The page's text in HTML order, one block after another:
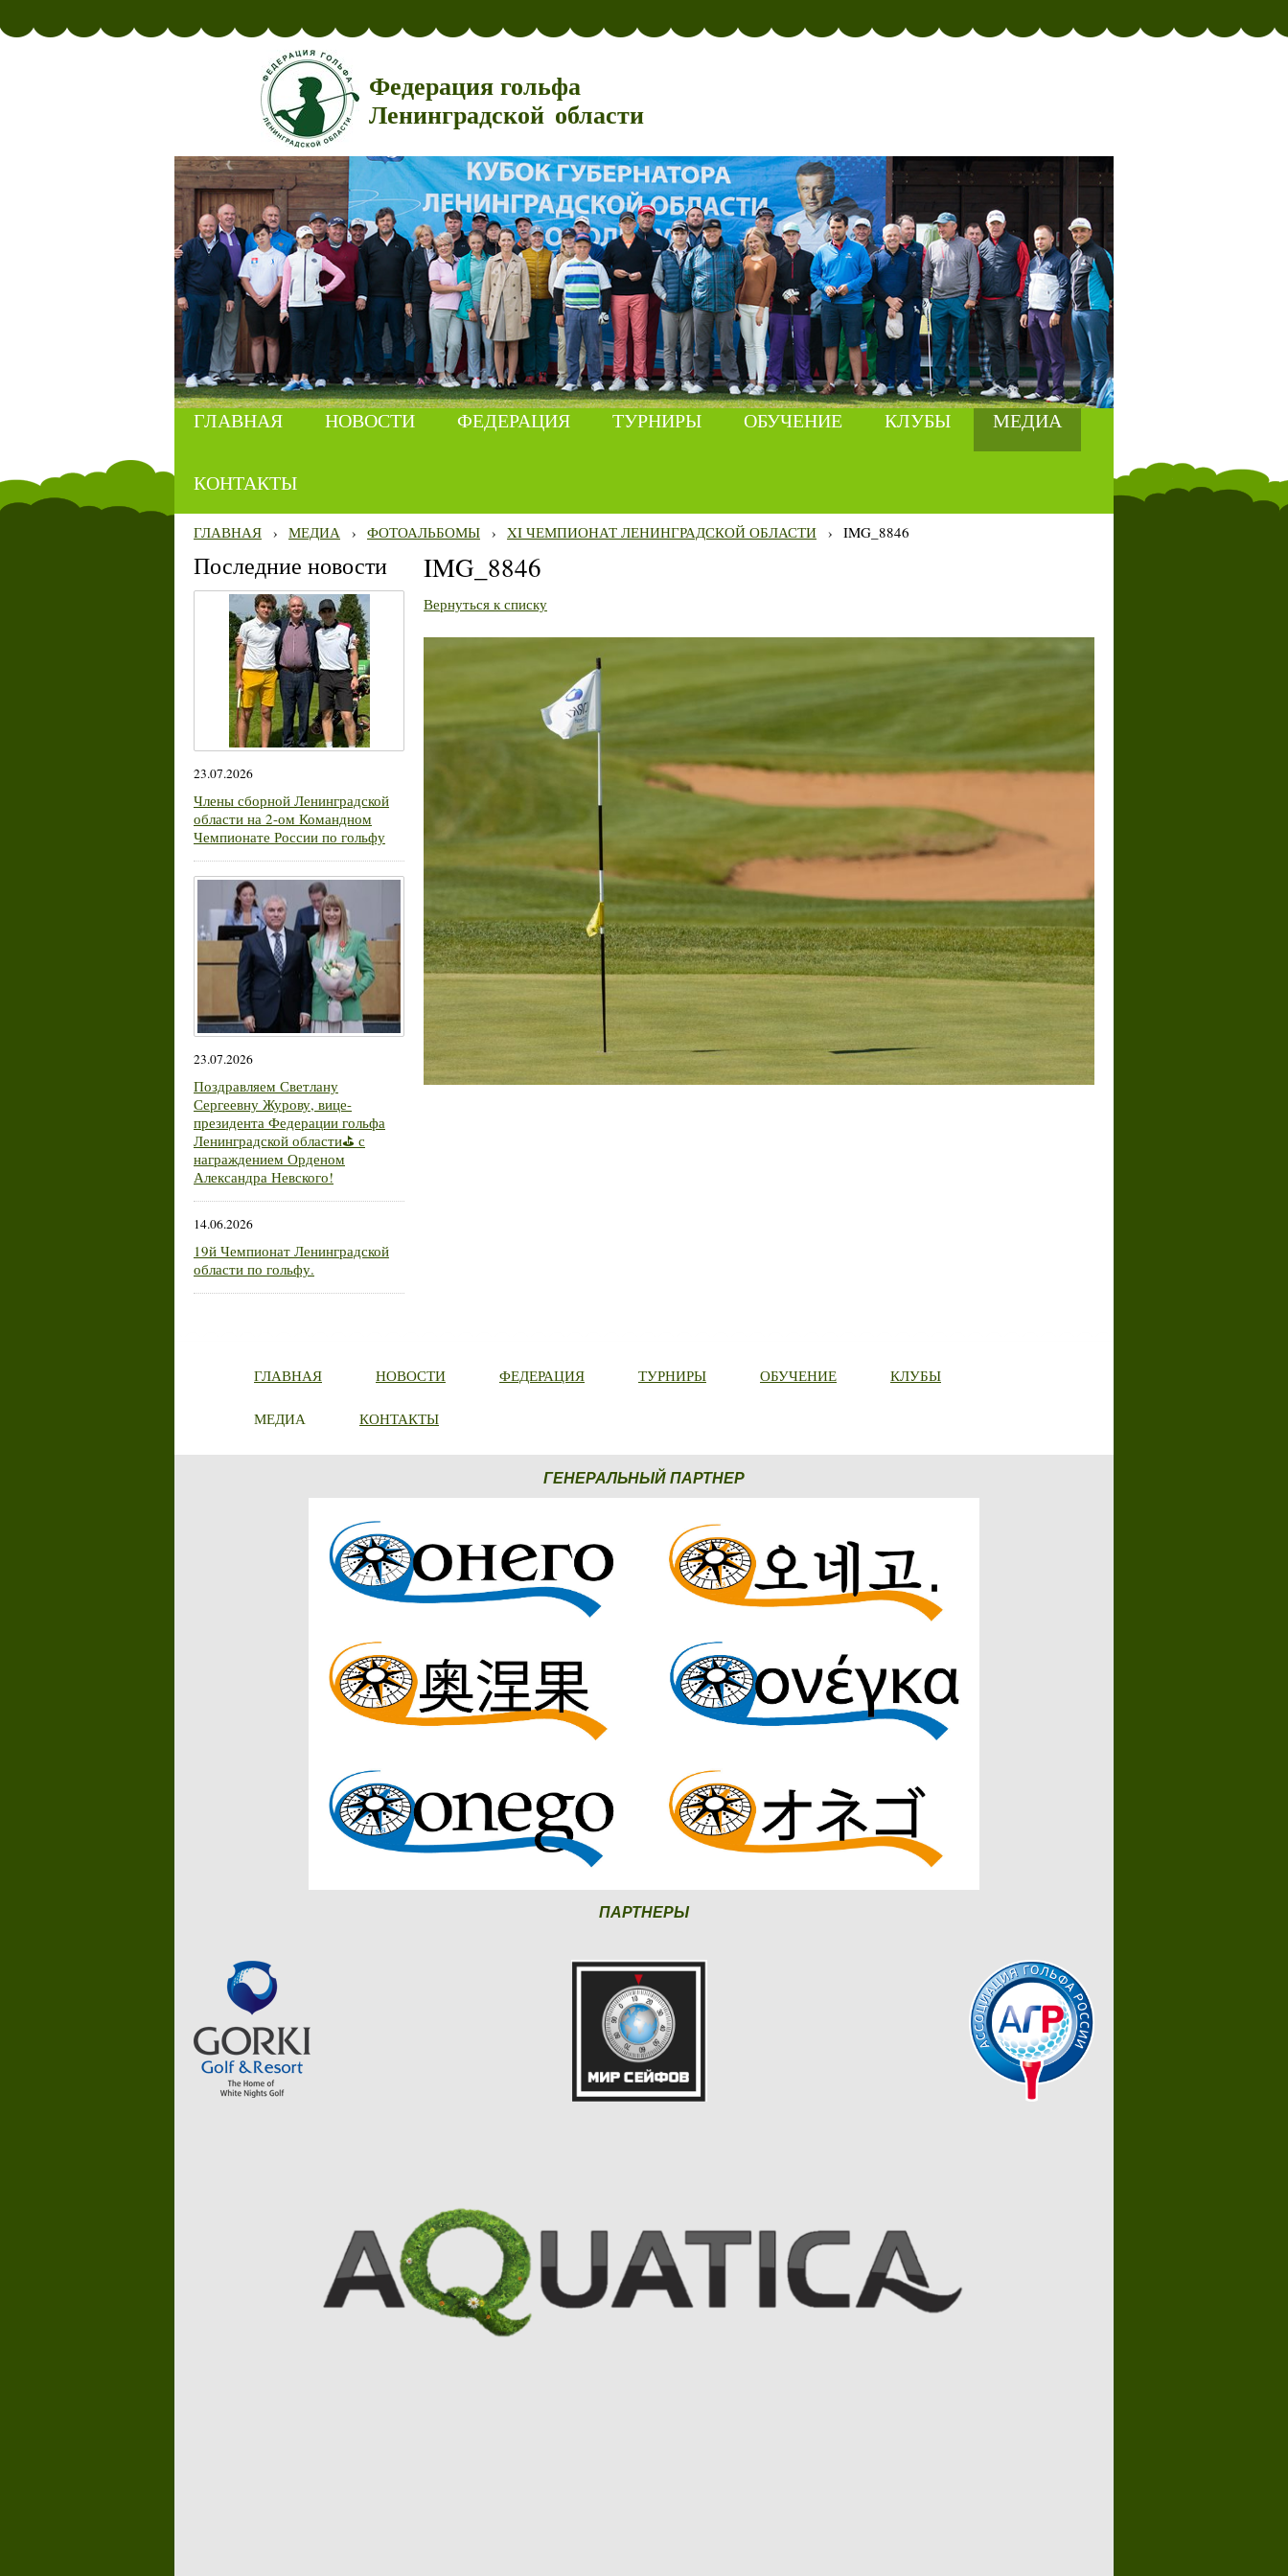
Федерация гольфа
Ленинградской области
ГЛАВНАЯ НОВОСТИ ФЕДЕРАЦИЯ ТУРНИРЫ ОБУЧЕНИЕ КЛУБЫ МЕДИА
КОНТАКТЫ
ГЛАВНАЯ › МЕДИА › ФОТОАЛЬБОМЫ › XI ЧЕМПИОНАТ ЛЕНИНГРАДСКОЙ ОБЛАСТИ › IMG_8846
Последние новости
23.07.2026
Члены сборной Ленинградской
области на 2-ом Командном
Чемпионате России по гольфу
23.07.2026
Поздравляем Светлану
Сергеевну Журову, вице-
президента Федерации гольфа
Ленинградской области⛳ с
награждением Орденом
Александра Невского!
14.06.2026
19й Чемпионат Ленинградской
области по гольфу.
IMG_8846
Вернуться к списку
ГЛАВНАЯ НОВОСТИ ФЕДЕРАЦИЯ ТУРНИРЫ ОБУЧЕНИЕ КЛУБЫ
МЕДИА КОНТАКТЫ
ГЕНЕРАЛЬНЫЙ ПАРТНЕР
ПАРТНЕРЫ